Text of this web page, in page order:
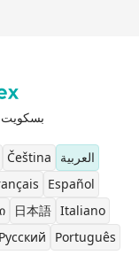
بسكويت
العربية
Čeština
Español
Italiano
日本語
Português
Pусский